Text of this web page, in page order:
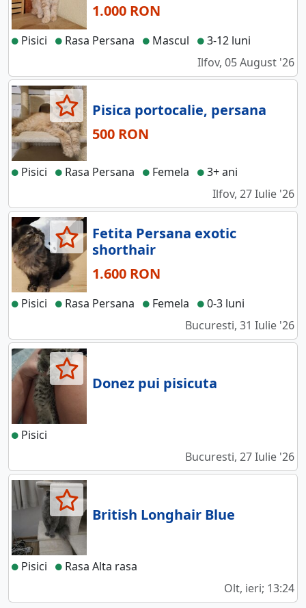
1.000 RON
Pisici Rasa Persana Mascul
3-12 luni
Ilfov, 05 August '26
Pisica portocalie, persana
500 RON
Pisici Rasa Persana Femela
3+ ani
Ilfov, 27 Iulie '26
Fetita Persana exotic
shorthair
1.600 RON
Pisici Rasa Persana Femela
0-3 luni
Bucuresti, 31 Iulie '26
Donez pui pisicuta
Pisici
Bucuresti, 27 Iulie '26
British Longhair Blue
Pisici
Rasa Alta rasa
Olt, ieri; 13:24